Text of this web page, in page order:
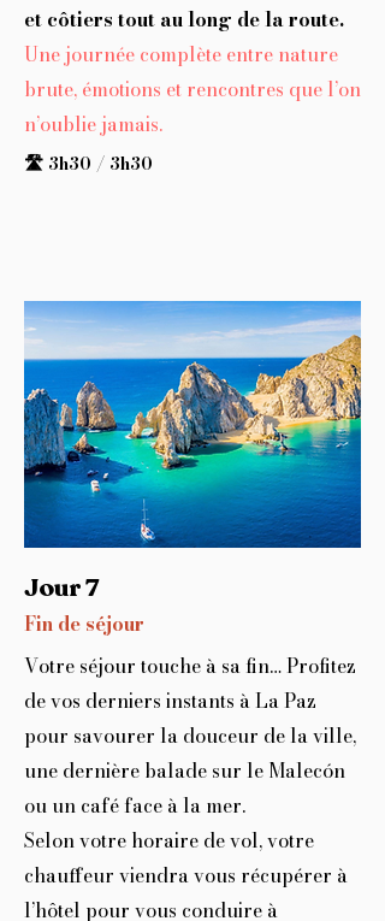
et côtiers tout au long de la route.
Une journée complète entre nature
brute, émotions et rencontres que l’on
n’oublie jamais.
🛣️ 3h30 / 3h30
Jour 7
Fin de séjour
Votre séjour touche à sa fin… Profitez
de vos derniers instants à La Paz
pour savourer la douceur de la ville,
une dernière balade sur le Malecón
ou un café face à la mer.
Selon votre horaire de vol, votre
chauffeur viendra vous récupérer à
l’hôtel pour vous conduire à